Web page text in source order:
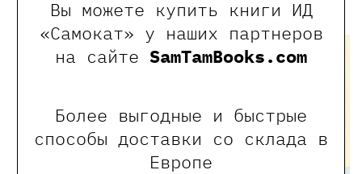
Вы можете купить книги ИД
«Самокат» у наших партнеров
на сайте SamTamBooks.com
Более выгодные и быстрые
способы доставки со склада в
Европе